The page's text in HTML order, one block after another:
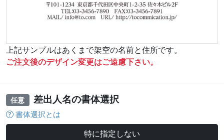
上記サンプルはあくまで架空の名前と住所です。
ご注文後のデザイン変更はご遠慮下さい。
任意 差出人名の書体選択
書体選択とは
特に指定しない